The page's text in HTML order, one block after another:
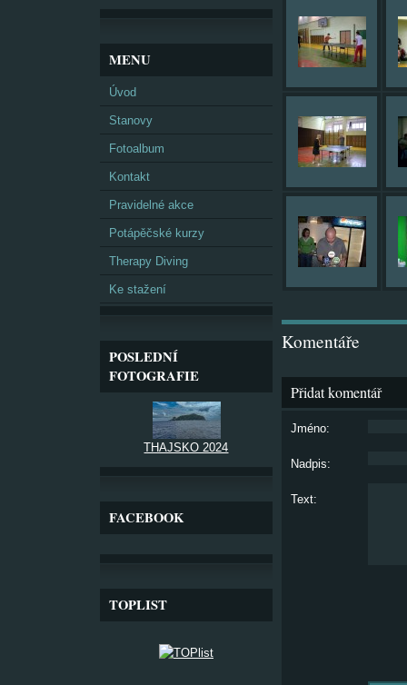
MENU
Úvod
Stanovy
Fotoalbum
Kontakt
Pravidelné akce
Potápěčské kurzy
Therapy Diving
Ke stažení
POSLEDNÍ
FOTOGRAFIE
THAJSKO 2024
FACEBOOK
TOPLIST
Komentáře
Přidat komentář
Jméno:
Nadpis:
Text: